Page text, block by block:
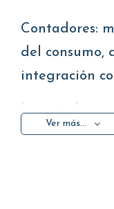
Contadores: medición fiable y gestión
del consumo,
integración
Los contadores
medir con
Ver más...